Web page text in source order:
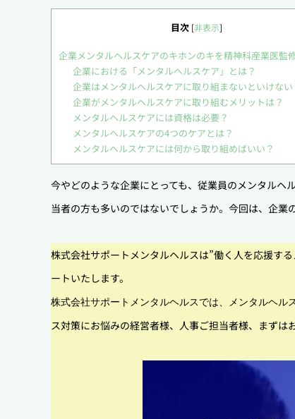
目次 [非表示]
企業メンタルヘルスケアのキホンのキを精神科産業医監
企業における「メンタルヘルスケア」とは？
企業はメンタルヘルスケアに取り組まないといけない
企業がメンタルヘルスケアに取り組むメリットは？
メンタルヘルスケアには資格は必要？
メンタルヘルスケアの4つのケアとは？
メンタルヘルスケアには何から取り組めばいい？
今やどのような企業にとっても、従業員のメンタル
当者の方も多いのではないでしょうか。今回は、企業
株式会社サポートメンタルヘルスは”働く人を応援す
ートいたします。
株式会社サポートメンタルヘルスでは、メンタルヘル
ス対策にお悩みの経営者様、人事ご担当者様、まずは